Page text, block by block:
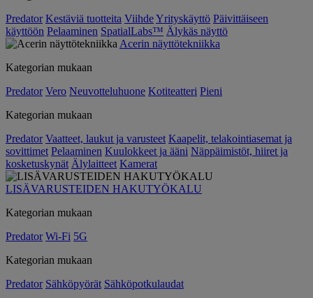
Predator Kestäviä tuotteita ViihdeYrityskäyttö Päivittäiseen
käyttöön Pelaaminen SpatialLabs™ Älykäs näyttö
Acerin näyttötekniikka
Kategorian mukaan
Predator Vero Neuvotteluhuone Kotiteatteri Pieni
Kategorian mukaan
Predator Vaatteet, laukut ja varusteet Kaapelit, telakointiasemat ja
sovittimet Pelaaminen Kuulokkeet ja ääni Näppäimistöt, hiiret ja
kosketuskynät Älylaitteet Kamerat
LISÄVARUSTEIDEN HAKUTYÖKALU
Kategorian mukaan
Predator Wi-Fi 5G
Kategorian mukaan
Predator Sähköpyörät Sähköpotkulaudat